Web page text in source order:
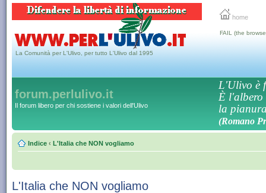
home
La Comunità per L'Ulivo, per tutto L'Ulivo dal 1995
FAIL (the
forum.perlulivo.it
Il forum libero per chi sostiene i valori dell'Ulivo
L'Ulivo è
È l'albero
la
(Romano
Indice ‹ L'Italia che NON vogliamo
L'Italia che NON vogliamo